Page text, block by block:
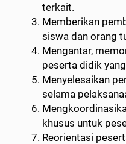
terkait.
Memberikan
siswa dan orang
Mengantar,
peserta didik
Menyelesaikan
selama
khusus untuk
Reorientasi